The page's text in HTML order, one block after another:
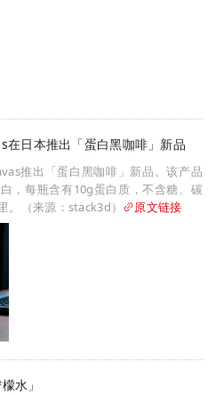
在日本推出「蛋白黑咖啡」新品
推出「蛋白黑咖啡」新品。该产品
，每瓶含有10g蛋白质，不含糖、碳
。（来源：stack3d）
原文链接
水」